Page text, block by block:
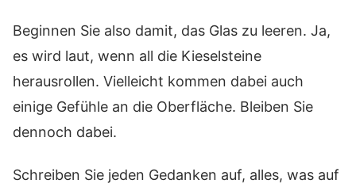
Beginnen Sie also damit, das Glas zu leeren. Ja,
es wird laut, wenn all die Kieselsteine
herausrollen. Vielleicht kommen dabei auch
einige Gefühle an die Oberfläche. Bleiben Sie
dennoch dabei.
Schreiben Sie jeden Gedanken auf, alles, was auf